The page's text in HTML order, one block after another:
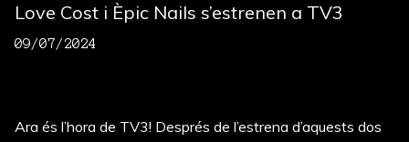
Love Cost i Èpic Nails s’estrenen a TV3
09/07/2024
Ara és l’hora de TV3! Després de l’estrena d’aquests dos